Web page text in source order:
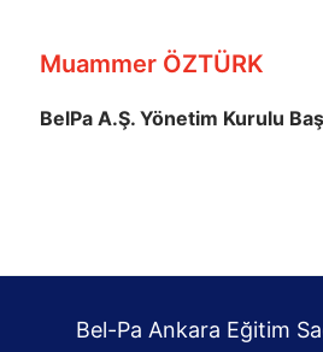
Muammer ÖZTÜRK
BelPa A.Ş. Yönetim Kurulu
Bel-Pa Ankara Eğitim